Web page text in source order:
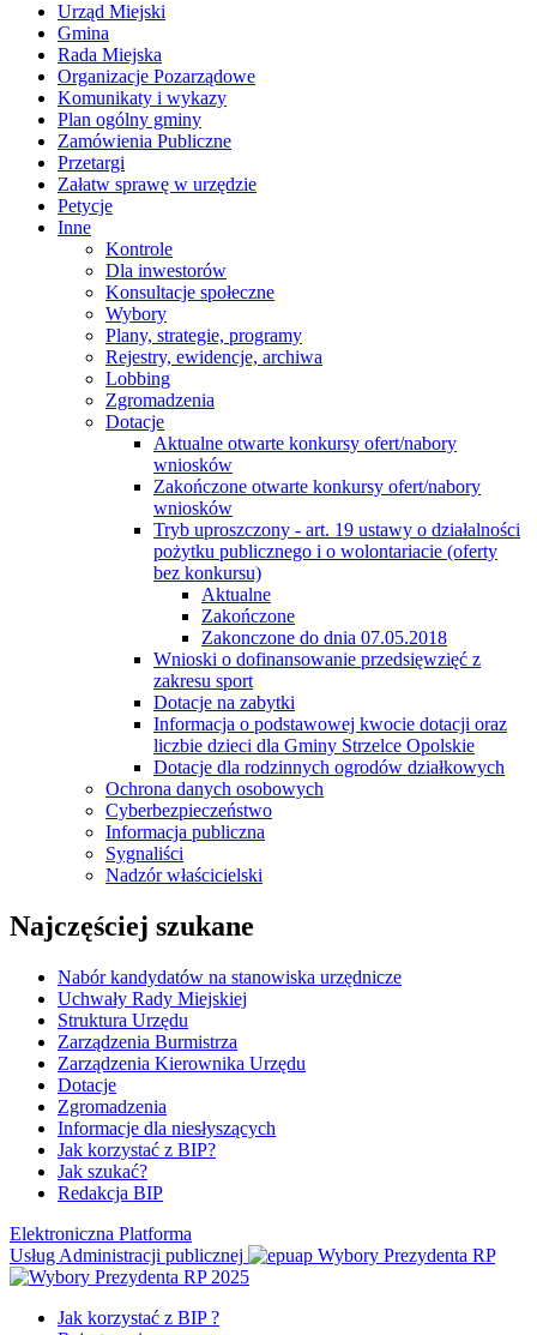
Urząd Miejski
Gmina
Rada Miejska
Organizacje Pozarządowe
Komunikaty i wykazy
Plan ogólny gminy
Zamówienia Publiczne
Przetargi
Załatw sprawę w urzędzie
Petycje
Inne
Kontrole
Dla inwestorów
Konsultacje społeczne
Wybory
Plany, strategie, programy
Rejestry, ewidencje, archiwa
Lobbing
Zgromadzenia
Dotacje
Aktualne otwarte konkursy ofert/nabory
wniosków
Zakończone otwarte konkursy ofert/nabory
wniosków
Tryb uproszczony - art. 19 ustawy o działalności
pożytku publicznego i o wolontariacie (oferty
bez konkursu)
Aktualne
Zakończone
Zakonczone do dnia 07.05.2018
Wnioski o dofinansowanie przedsięwzięć z
zakresu sport
Dotacje na zabytki
Informacja o podstawowej kwocie dotacji oraz
liczbie dzieci dla Gminy Strzelce Opolskie
Dotacje dla rodzinnych ogrodów działkowych
Ochrona danych osobowych
Cyberbezpieczeństwo
Informacja publiczna
Sygnaliści
Nadzór właścicielski
Najczęściej szukane
Nabór kandydatów na stanowiska urzędnicze
Uchwały Rady Miejskiej
Struktura Urzędu
Zarządzenia Burmistrza
Zarządzenia Kierownika Urzędu
Dotacje
Zgromadzenia
Informacje dla niesłyszących
Jak korzystać z BIP?
Jak szukać?
Redakcja BIP
Elektroniczna Platforma
Usług Administracji publicznej
Wybory Prezydenta RP
Jak korzystać z BIP ?